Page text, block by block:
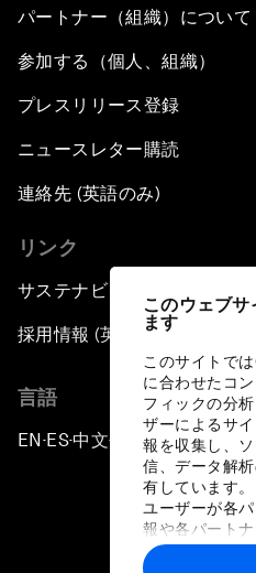
このウェブ
ます
このサイトで
に合わせたコ
フィックの分
ザーによるサ
報を収集し、
信、データ解
有しています
ユーザーが各
報や各パート
に収集された
パートナー（組織）について
参加する（個人、組織）
プレスリリース登録
ニュースレター購読
連絡先 (英語のみ)
リンク
サステナビリティへの取り組
採用情報 (英語のみ)
言語
EN ▪ES▪中文▪ 日本語